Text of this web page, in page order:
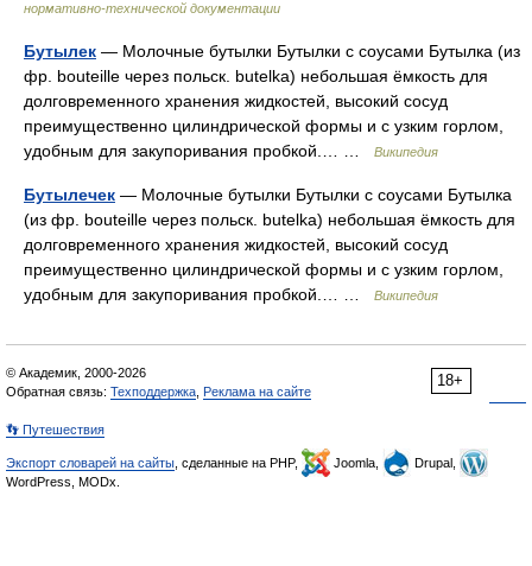
нормативно-технической документации
Бутылек — Молочные бутылки Бутылки с соусами Бутылка (из
фр. bouteille через польск. butelka) небольшая ёмкость для
долговременного хранения жидкостей, высокий сосуд
преимущественно цилиндрической формы и с узким горлом,
удобным для закупоривания пробкой.… …
Википедия
Бутылечек — Молочные бутылки Бутылки с соусами Бутылка
(из фр. bouteille через польск. butelka) небольшая ёмкость для
долговременного хранения жидкостей, высокий сосуд
преимущественно цилиндрической формы и с узким горлом,
удобным для закупоривания пробкой.… …
Википедия
18+
© Академик, 2000-2026
Обратная связь: Техподдержка Реклама на сайте
👣 Путешествия
Экспорт словарей на сайты , сделанные на PHP, Joomla,
Drupal,
WordPress, MODx.